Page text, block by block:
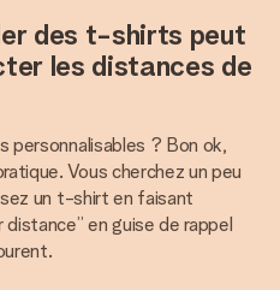
des t-shirts peut
les distances de
personnalisables ? Bon ok,
Vous cherchez un peu
un t-shirt en faisant
en guise de rappel